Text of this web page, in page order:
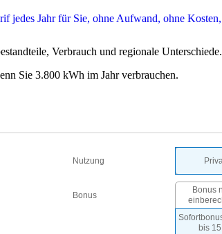
Verbrauch und regionale Unterschiede.
Sie 3.800 kWh im Jahr verbrauchen.